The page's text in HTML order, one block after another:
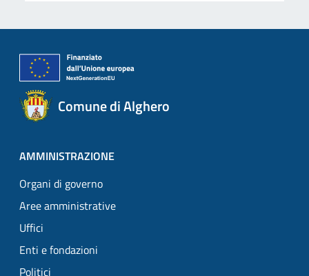
Comune di Alghero
AMMINISTRAZIONE
Organi di governo
Aree amministrative
Uffici
Enti e fondazioni
Politici